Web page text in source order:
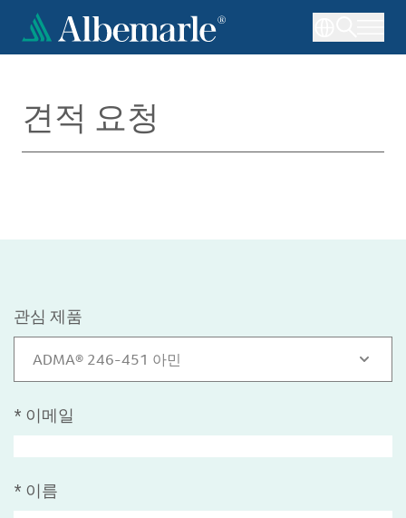
콘
견적 요청
관심 제품
ADMA® 246-451 아민
* 이메일
* 이름